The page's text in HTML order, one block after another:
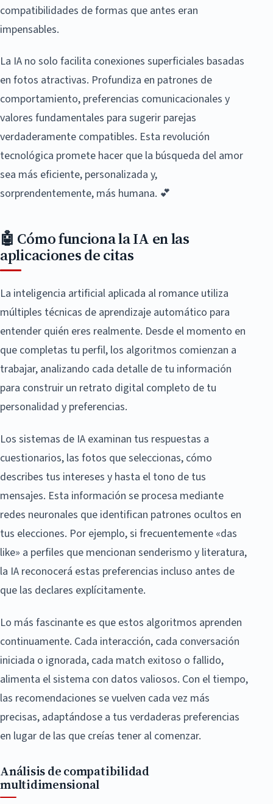
compatibilidades de formas que antes eran
impensables.
La IA no solo facilita conexiones superficiales basadas
en fotos atractivas. Profundiza en patrones de
comportamiento, preferencias comunicacionales y
valores fundamentales para sugerir parejas
verdaderamente compatibles. Esta revolución
tecnológica promete hacer que la búsqueda del amor
sea más eficiente, personalizada y,
sorprendentemente, más humana. 💕
🤖 Cómo funciona la IA en las
aplicaciones de citas
La inteligencia artificial aplicada al romance utiliza
múltiples técnicas de aprendizaje automático para
entender quién eres realmente. Desde el momento en
que completas tu perfil, los algoritmos comienzan a
trabajar, analizando cada detalle de tu información
para construir un retrato digital completo de tu
personalidad y preferencias.
Los sistemas de IA examinan tus respuestas a
cuestionarios, las fotos que seleccionas, cómo
describes tus intereses y hasta el tono de tus
mensajes. Esta información se procesa mediante
redes neuronales que identifican patrones ocultos en
tus elecciones. Por ejemplo, si frecuentemente «das
like» a perfiles que mencionan senderismo y literatura,
la IA reconocerá estas preferencias incluso antes de
que las declares explícitamente.
Lo más fascinante es que estos algoritmos aprenden
continuamente. Cada interacción, cada conversación
iniciada o ignorada, cada match exitoso o fallido,
alimenta el sistema con datos valiosos. Con el tiempo,
las recomendaciones se vuelven cada vez más
precisas, adaptándose a tus verdaderas preferencias
en lugar de las que creías tener al comenzar.
Análisis de compatibilidad
multidimensional